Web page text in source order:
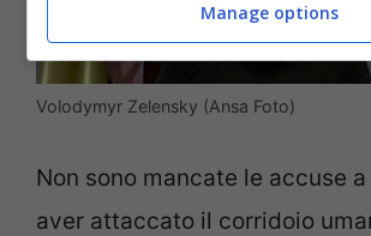
Volodymyr Zelensky (Ansa Foto)
Non sono mancate le accuse
aver attaccato il corridoio
Manage options